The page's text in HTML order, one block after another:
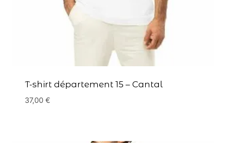
T-shirt département 15 – Cantal
37,00 €